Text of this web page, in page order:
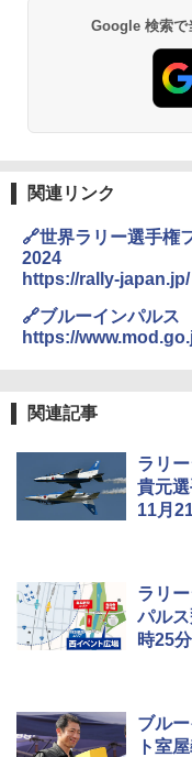
Google 検索で
関連リンク
🔗世界ラリー選手権
2024
https://rally-japan.jp/
🔗ブルーインパルス
https://
関連記事
ラリ
貴元
11月
ラリ
パル
時25
ブル
ト室